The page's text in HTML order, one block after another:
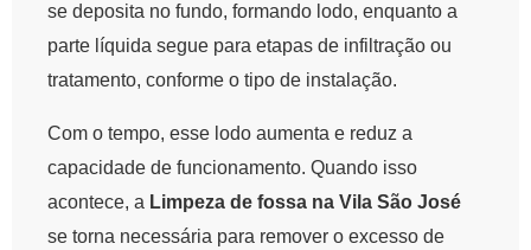
se deposita no fundo, formando lodo, enquanto a
parte líquida segue para etapas de infiltração ou
tratamento, conforme o tipo de instalação.
Com o tempo, esse lodo aumenta e reduz a
capacidade de funcionamento. Quando isso
acontece, a Limpeza de fossa na Vila São José
se torna necessária para remover o excesso de